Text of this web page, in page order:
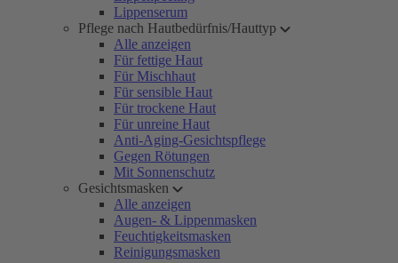
Lippenserum
Pflege nach Hautbedürfnis/Hauttyp
Alle anzeigen
Für fettige Haut
Für Mischhaut
Für sensible Haut
Für trockene Haut
Für unreine Haut
Anti-Aging-Gesichtspflege
Gegen Rötungen
Mit Sonnenschutz
Gesichtsmasken
Alle anzeigen
Augen- & Lippenmasken
Feuchtigkeitsmasken
Reinigungsmasken